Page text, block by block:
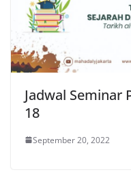
Jadwal Seminar
18
September 20, 2022